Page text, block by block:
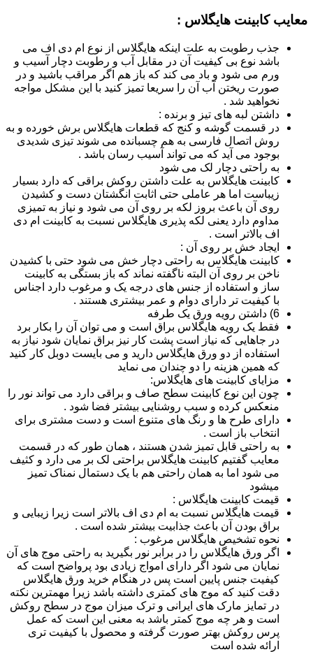
معایب کابینت هایگلاس :
جذب رطوبت به علت اینکه هایگلاس از نوع ام دی اف می
باشد نوع بی کیفیت آن در مقابل آب و رطوبت دچار آسیب و
ورم می شود و باد می کند که باز هم اگر مراقب باشید و در
صورت ریختن آب آن را سریعا تمیز کنید با این مشکل مواجه
نخواهید شد .
داشتن لبه های تیز و برنده :
در قسمت گوشه و کنج که قطعات هایگلاس برش خورده و به
روش اتصال فارسی به هم چسبانده می شوند تیزی شدیدی
بوجود می آید که می تواند آسیب رسان باشد .
به راحتی دچار لک می شود
کابینت هایگلاس به علت داشتن روکش براقی که دارد بسیار
زیباست اما هر عاملی حتی اثابت انگشتان دست و کشیدن
روی آن باعث بروز لکه بر روی آن می شود و نیاز به تمیزی
مداوم دارد یعنی لکه پذیری هایگلاس نسبت به کابینت ام دی
اف بالاتر است .
ایجاد خش بر روی آن :
کابینت هایگلاس به راحتی دچار خش می شود حتی با کشیدن
ناخن بر روی آن البته ناگفته نماند که باز بستگی به کابینت
ساز و استفاده از جنس های درجه یک و مرغوب دارد اجناس
با کیفیت تر دارای دوام و عمر بیشتری هستند .
6) داشتن رویه ورق یک طرفه
فقط یک رویه هایگلاس براق است و می توان آن را بکار برد
در جاهایی که نیاز است پشت کار نیز براق نمایان شود نیاز به
استفاده از دو ورق هایگلاس دارید و می بایست دوبل کار کنید
که همین هزینه را دو چندان می نماید
مزایای کابینت های هایگلاس:
چون این نوع کابینت سطح صاف و براقی دارد می تواند نور را
منعکس کرده و سبب روشنایی بیشتر فضا شود .
دارای طرح ها و رنگ های متنوع است و دست مشتری برای
انتخاب باز است .
به راحتی قابل تمیز شدن هستند ، همان طور که در قسمت
معایب گفتیم کابینت هایگلاس براحتی لک بر می دارد و کثیف
می شود اما به همان راحتی هم با یک دستمال نمناک تمیز
میشود
قیمت کابینت هایگلاس :
قیمت هایگلاس نسبت به ام دی اف بالاتر است زیرا زیبایی و
براق بودن آن باعث جذابیت بیشتر شده است .
نحوه تشخیص هایگلاس مرغوب :
اگر ورق هایگلاس را در برابر نور بگیرید به راحتی موج های آن
نمایان می شود اگر دارای امواج زیادی بود پرواضح است که
کیفیت جنس پایین است پس در هنگام خرید ورق هایگلاس
دقت کنید که موج های کمتری داشته باشد زیرا مهمترین نکته
در تمایز مارک های ایرانی و ترک میزان موج در سطح روکش
است و هر چه موج کمتر باشد به معنی این است که عمل
پرس روکش بهتر صورت گرفته و محصول با کیفیت تری
ارائه شده است